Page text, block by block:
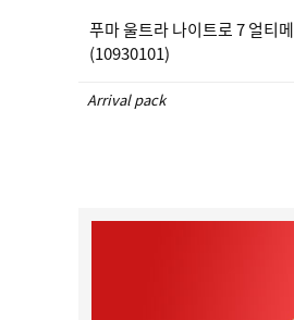
푸마 울트라 나이트로 7 얼티
(10930101)
Arrival pack